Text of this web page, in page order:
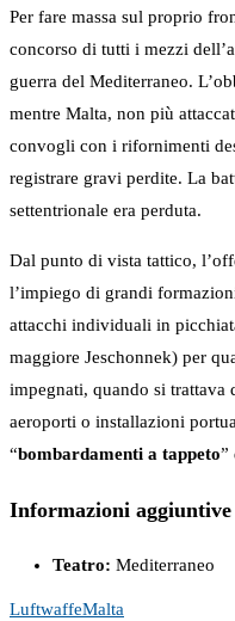
Per fare massa sul proprio
concorso di tutti i mezzi
guerra del Mediterraneo.
mentre Malta, non più
convogli con i rifornimenti
registrare gravi perdite. La
settentrionale era perduta.
Dal punto di vista tattico,
l’impiego di grandi
attacchi individuali in
maggiore Jeschonnek) per
impegnati, quando si trattava
aeroporti o installazioni
“bombardamenti a tappeto”
Informazioni aggiuntive
Teatro: Mediterraneo
LuftwaffeMalta